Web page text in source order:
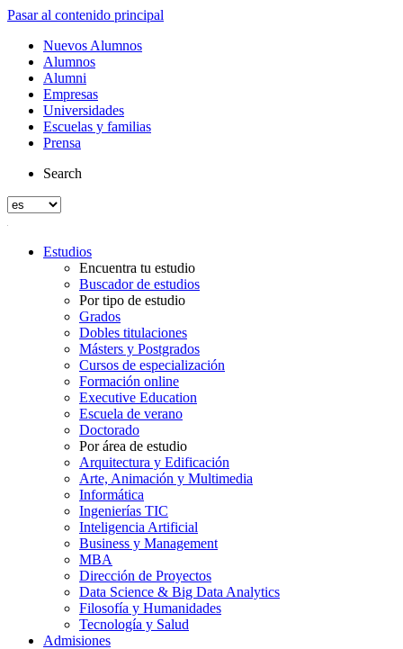
Pasar al contenido principal
Nuevos Alumnos
Alumnos
Alumni
Empresas
Universidades
Escuelas y familias
Prensa
Search
Estudios
Encuentra tu estudio
Buscador de estudios
Por tipo de estudio
Grados
Dobles titulaciones
Másters y Postgrados
Cursos de especialización
Formación online
Executive Education
Escuela de verano
Doctorado
Por área de estudio
Arquitectura y Edificación
Arte, Animación y Multimedia
Informática
Ingenierías TIC
Inteligencia Artificial
Business y Management
MBA
Dirección de Proyectos
Data Science & Big Data Analytics
Filosofía y Humanidades
Tecnología y Salud
Admisiones